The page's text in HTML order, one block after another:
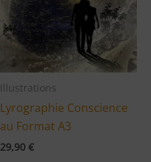
Illustrations
Lyrographie Conscience
au Format A3
29,90 €